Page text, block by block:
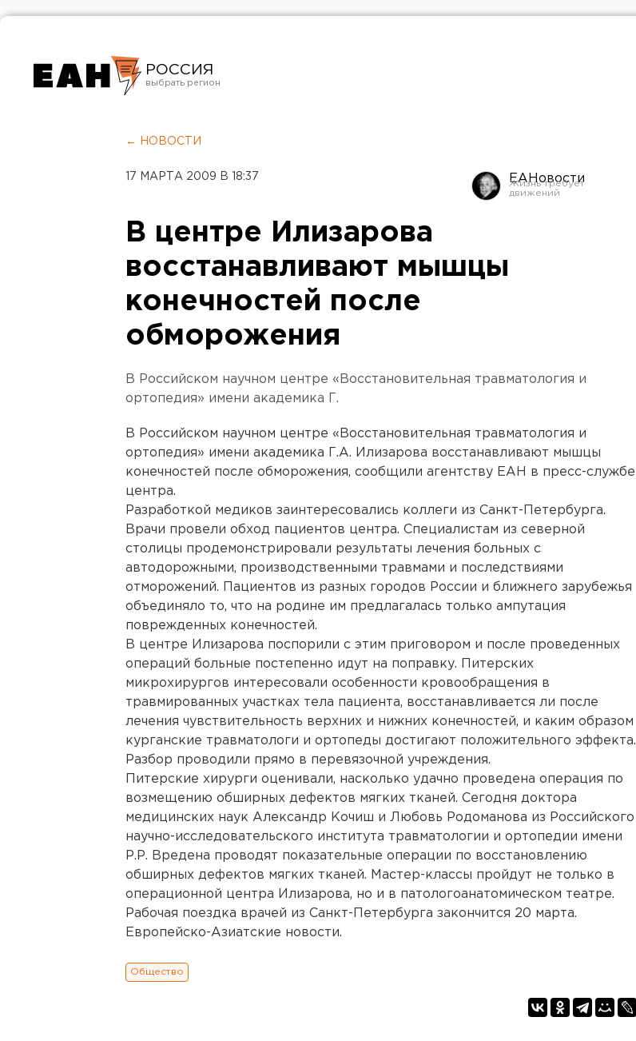
РОССИЯ
Челябинск
← НОВОСТИ
17 МАРТА 2009 В 18:37 ЕАНовости
В центре Илизарова
восстанавливают мышцы
конечностей после
обморожения
В Российском научном центре «Восстановительная травматология и
ортопедия» имени академика Г.
В Российском научном центре «Восстановительная травматология и
ортопедия» имени академика Г.А. Илизарова восстанавливают мышцы
конечностей после обморожения, сообщили агентству ЕАН в пресс-службе
центра.
Разработкой медиков заинтересовались коллеги из Санкт-Петербурга.
Врачи провели обход пациентов центра. Специалистам из северной
столицы продемонстрировали результаты лечения больных с
автодорожными, производственными травмами и последствиями
отморожений. Пациентов из разных городов России и ближнего зарубежья
объединяло то, что на родине им предлагалась только ампутация
поврежденных конечностей.
В центре Илизарова поспорили с этим приговором и после проведенных
операций больные постепенно идут на поправку. Питерских
микрохирургов интересовали особенности кровообращения в
травмированных участках тела пациента, восстанавливается ли после
лечения чувствительность верхних и нижних конечностей, и каким образом
курганские травматологи и ортопеды достигают положительного эффекта.
Разбор проводили прямо в перевязочной учреждения.
Питерские хирурги оценивали, насколько удачно проведена операция по
возмещению обширных дефектов мягких тканей. Сегодня доктора
медицинских наук Александр Кочиш и Любовь Родоманова из Российского
научно-исследовательского института травматологии и ортопедии имени
Р.Р. Вредена проводят показательные операции по восстановлению
обширных дефектов мягких тканей. Мастер-классы пройдут не только в
операционной центра Илизарова, но и в патологоанатомическом театре.
Рабочая поездка врачей из Санкт-Петербурга закончится 20 марта.
Европейско-Азиатские новости.
Общество